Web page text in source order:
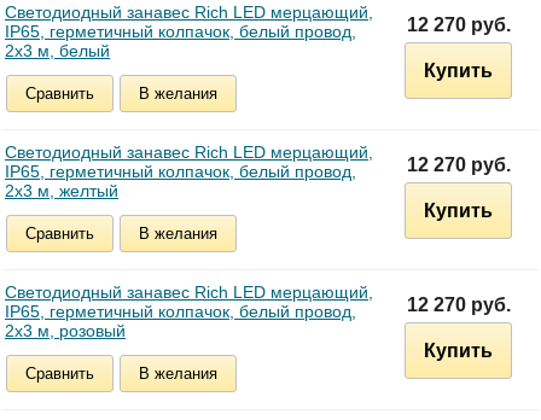
Светодиодный занавес Rich LED мерцающий,
IP65, герметичный колпачок, белый провод,
2х3 м, белый
Сравнить В желания
12 270 руб.
Купить
Светодиодный занавес Rich LED мерцающий,
IP65, герметичный колпачок, белый провод,
2х3 м, желтый
Сравнить В желания
12 270 руб.
Купить
Светодиодный занавес Rich LED мерцающий,
IP65, герметичный колпачок, белый провод,
2х3 м, розовый
Сравнить В желания
12 270 руб.
Купить